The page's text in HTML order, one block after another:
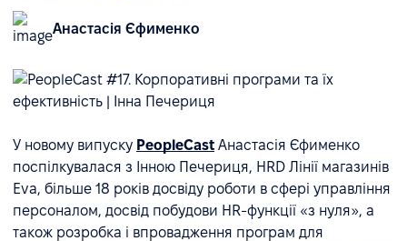
Анастасія Єфименко
У новому випуску PeopleCast Анастасія Єфименко
поспілкувалася з Інною Печериця, HRD Лінії магазинів
Eva, більше 18 років досвіду роботи в сфері управління
персоналом, досвід побудови HR-функції «з нуля», а
також розробка і впровадження програм для